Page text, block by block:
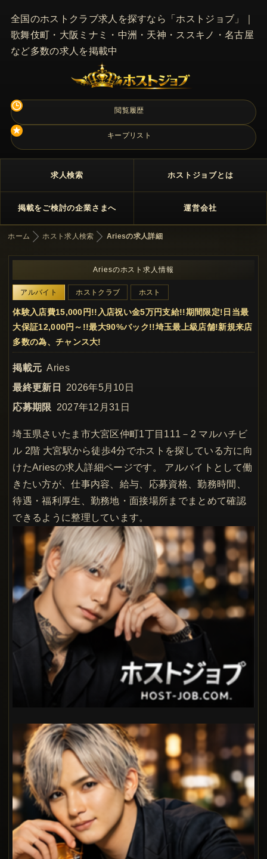
全国のホストクラブ求人を探すなら「ホストジョブ」｜
歌舞伎町・大阪ミナミ・中洲・天神・ススキノ・名古屋
など多数の求人を掲載中
閲覧履歴
キープリスト
求人検索 ホストジョブとは
掲載をご検討の企業さまへ 運営会社
ホーム ホスト求人検索 Ariesの求人詳細
Ariesのホスト求人情報
アルバイト ホストクラブ ホスト
体験入店費15,000円!!入店祝い金5万円支給!!期間限定!日当最
大保証12,000円～!!最大90%バック!!埼玉最上級店舗!新規来店
多数の為、チャンス大!
掲載元 Aries
最終更新日
2026年5月10日
応募期限
2027年12月31日
埼玉県さいたま市大宮区仲町1丁目111－2 マルハチビ
ル 2階 大宮駅から徒歩4分でホストを探している方に向
けたAriesの求人詳細ページです。 アルバイトとして働
きたい方が、仕事内容、給与、応募資格、勤務時間、
待遇・福利厚生、勤務地・面接場所までまとめて確認
できるように整理しています。